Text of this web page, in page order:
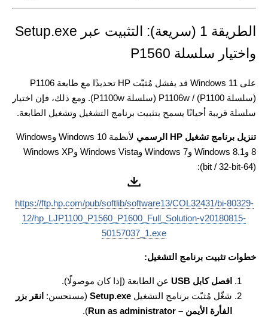
الطريقة 1 (سريعة): التثبيت عبر Setup.exe
واختيار سلسلة P1560
على Windows 11 قد يفشل مُثبّت HP تحديدًا مع طابعة P1106
(سلسلة P1100) / P1106w (سلسلة P1100w). ومع ذلك، فإن اختيار
سلسلة قريبة أحيانًا يسمح بتثبيت برنامج التشغيل وتشغيل الطابعة.
تنزيل برنامج تشغيل HP الرسمي
لأنظمة Windows 10 وWindows
8 وWindows 8.1 وWindows 7 وWindows Vista وWindows XP
(‏64-bit / 32-bit):
https://ftp.hp.com/pub/softlib/software13/COL32431/bi-80329-
12/hp_LJP1100_P1560_P1600_Full_Solution-v20180815-
50157037_1.exe
خطوات تثبيت برنامج التشغيل:
افصل كابل USB
عن الطابعة (إذا كان موصولًا).
شغّل مُثبّت برنامج التشغيل Setup.exe (مستحسن: انقر بزر
الفأرة الأيمن – Run as administrator
).